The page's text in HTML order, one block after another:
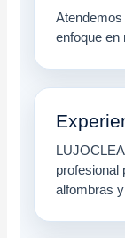
enfoque en
profesional
alfombras